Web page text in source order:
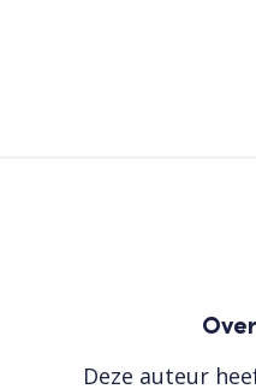
Over
Deze auteur